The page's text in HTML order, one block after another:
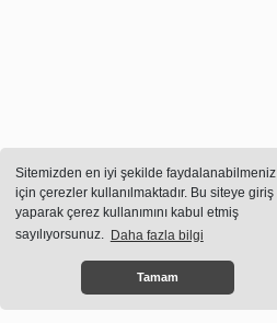
Sitemizden en iyi şekilde faydalanabilmeniz
için çerezler kullanılmaktadır. Bu siteye giriş
yaparak çerez kullanımını kabul etmiş
sayılıyorsunuz. Daha fazla bilgi
Tamam